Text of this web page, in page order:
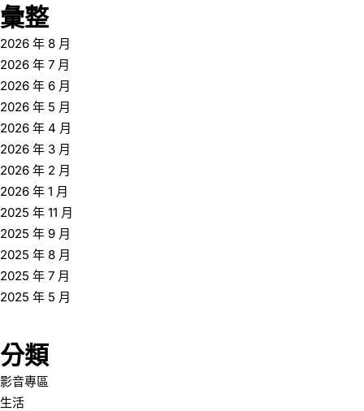
彙整
2026 年 8 月
2026 年 7 月
2026 年 6 月
2026 年 5 月
2026 年 4 月
2026 年 3 月
2026 年 2 月
2026 年 1 月
2025 年 11 月
2025 年 9 月
2025 年 8 月
2025 年 7 月
2025 年 5 月
分類
影音專區
生活